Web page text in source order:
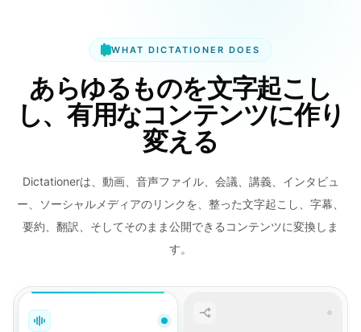
WHAT DICTATIONER DOES
あらゆるものを文字起こし
し、有用なコンテンツに作り
変える
Dictationerは、動画、音声ファイル、会議、講義、インタビュ
ー、ソーシャルメディアのリンクを、整った文字起こし、字幕、
要約、翻訳、そしてそのまま公開できるコンテンツに変換しま
す。